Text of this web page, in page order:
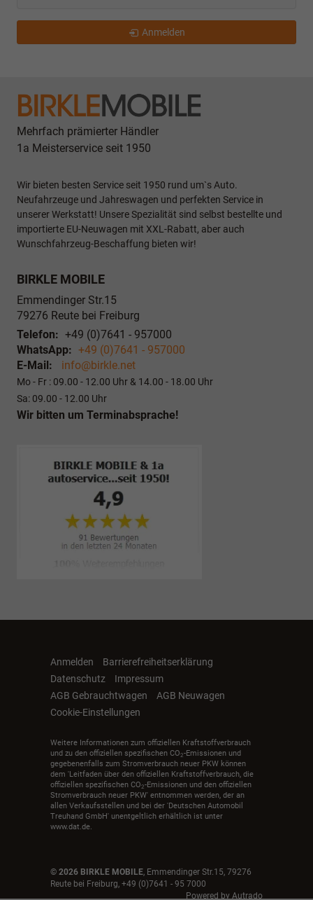
Anmelden
Mehrfach prämierter Händler
1a Meisterservice seit 1950
Wir bieten besten Service seit 1950 rund um`s Auto.
Neufahrzeuge und Jahreswagen und perfekten Service in
unserer Werkstatt! Unsere Spezialität sind selbst bestellte und
importierte EU-Neuwagen mit XXL-Rabatt, aber auch
Wunschfahrzeug-Beschaffung bieten wir!
BIRKLE MOBILE
Emmendinger Str.15
79276 Reute bei Freiburg
Telefon: +49 (0)7641 - 957000
WhatsApp: +49 (0)7641 - 957000
E-Mail:
info@birkle.net
Mo - Fr : 09.00 - 12.00 Uhr & 14.00 - 18.00 Uhr
Sa: 09.00 - 12.00 Uhr
Wir bitten um Terminabsprache!
Anmelden
Barrierefreiheitserklärung
Datenschutz
Impressum
AGB Gebrauchtwagen
AGB Neuwagen
Cookie-Einstellungen
Weitere Informationen zum offiziellen Kraftstoffverbrauch
und zu den offiziellen spezifischen CO2-Emissionen und
gegebenenfalls zum Stromverbrauch neuer PKW können
dem 'Leitfaden über den offiziellen Kraftstoffverbrauch, die
offiziellen spezifischen CO2-Emissionen und den offiziellen
Stromverbrauch neuer PKW' entnommen werden, der an
allen Verkaufsstellen und bei der 'Deutschen Automobil
Treuhand GmbH' unentgeltlich erhältlich ist unter
www.dat.de.
© 2026 BIRKLE MOBILE, Emmendinger Str.15, 79276
Reute bei Freiburg, +49 (0)7641 - 95 7000
Powered by Autrado